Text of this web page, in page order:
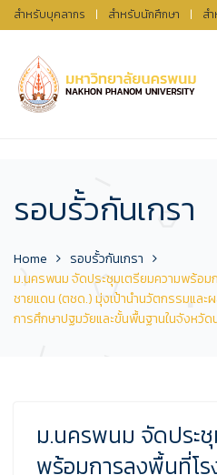
สำหรับบุคลากร | สำหรับนักศึกษา | ส
รอบรั้วกันเกรา
Home
รอบรั้วกันเกรา
ม.นครพนม จัดประชุมเตรียมความพร้อม
ชายแดน (ตชด.) มุ่งเป้านำนวัตกรรมแล
การศึกษาปฐมวัยและขั้นพื้นฐานในจังหวั
ม.นครพนม จัดประ
พร้อมการลงพื้นที่โร